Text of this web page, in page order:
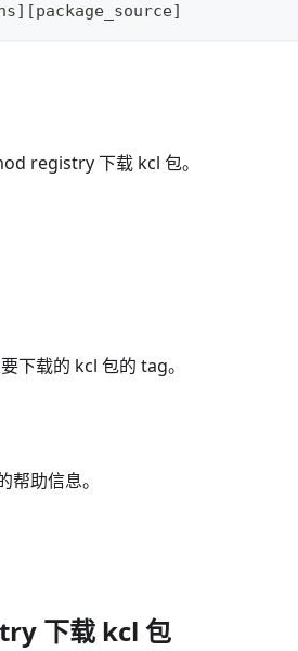
] [package_source]
registry 下载 kcl 包。
下载的 kcl 包的 tag。
帮助信息。
下载 kcl 包